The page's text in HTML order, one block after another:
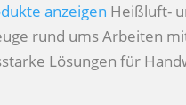
anzeigen Heißluft-
rund ums Arbeiten
Lösungen für